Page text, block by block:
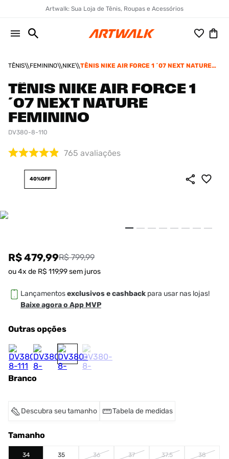
Artwalk: Sua Loja de Tênis, Roupas e Acessórios
TÊNIS FEMININO NIKE
TÊNIS NIKE AIR FORCE 1 ´07 NEXT NATURE
TÊNIS NIKE AIR FORCE 1
´07 NEXT NATURE
FEMININO
DV380-8-110
765 avaliações
40%OFF
R$ 479,99R$ 799,99
ou4x de R$ 119,99sem juros
Lançamentosexclusivos e cashback para usar nas lojas!
Baixe agora o App MVP
Outras opções
Branco
Descubra seu tamanho Tabela de medidas
Tamanho
34 35 36 37 37.5 38